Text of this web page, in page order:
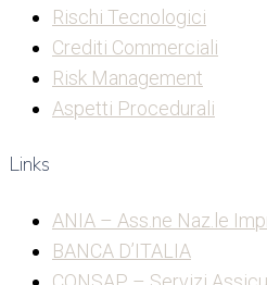
Rischi Tecnologici
Crediti Commerciali
Risk Management
Aspetti Procedurali
Links
ANIA – Ass.ne Naz.le
BANCA D’ITALIA